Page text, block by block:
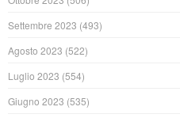
Settembre 2023 (493)
Agosto 2023 (522)
Luglio 2023 (554)
Giugno 2023 (535)